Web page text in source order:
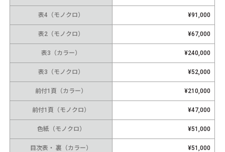
表4（モノクロ） ¥91,000
表2（モノクロ） ¥67,000
表3（カラー） ¥240,000
表3（モノクロ） ¥52,000
前付1頁（カラー） ¥210,000
前付1頁（モノクロ） ¥47,000
色紙（モノクロ） ¥51,000
目次表・ 裏（カラー） ¥51,000